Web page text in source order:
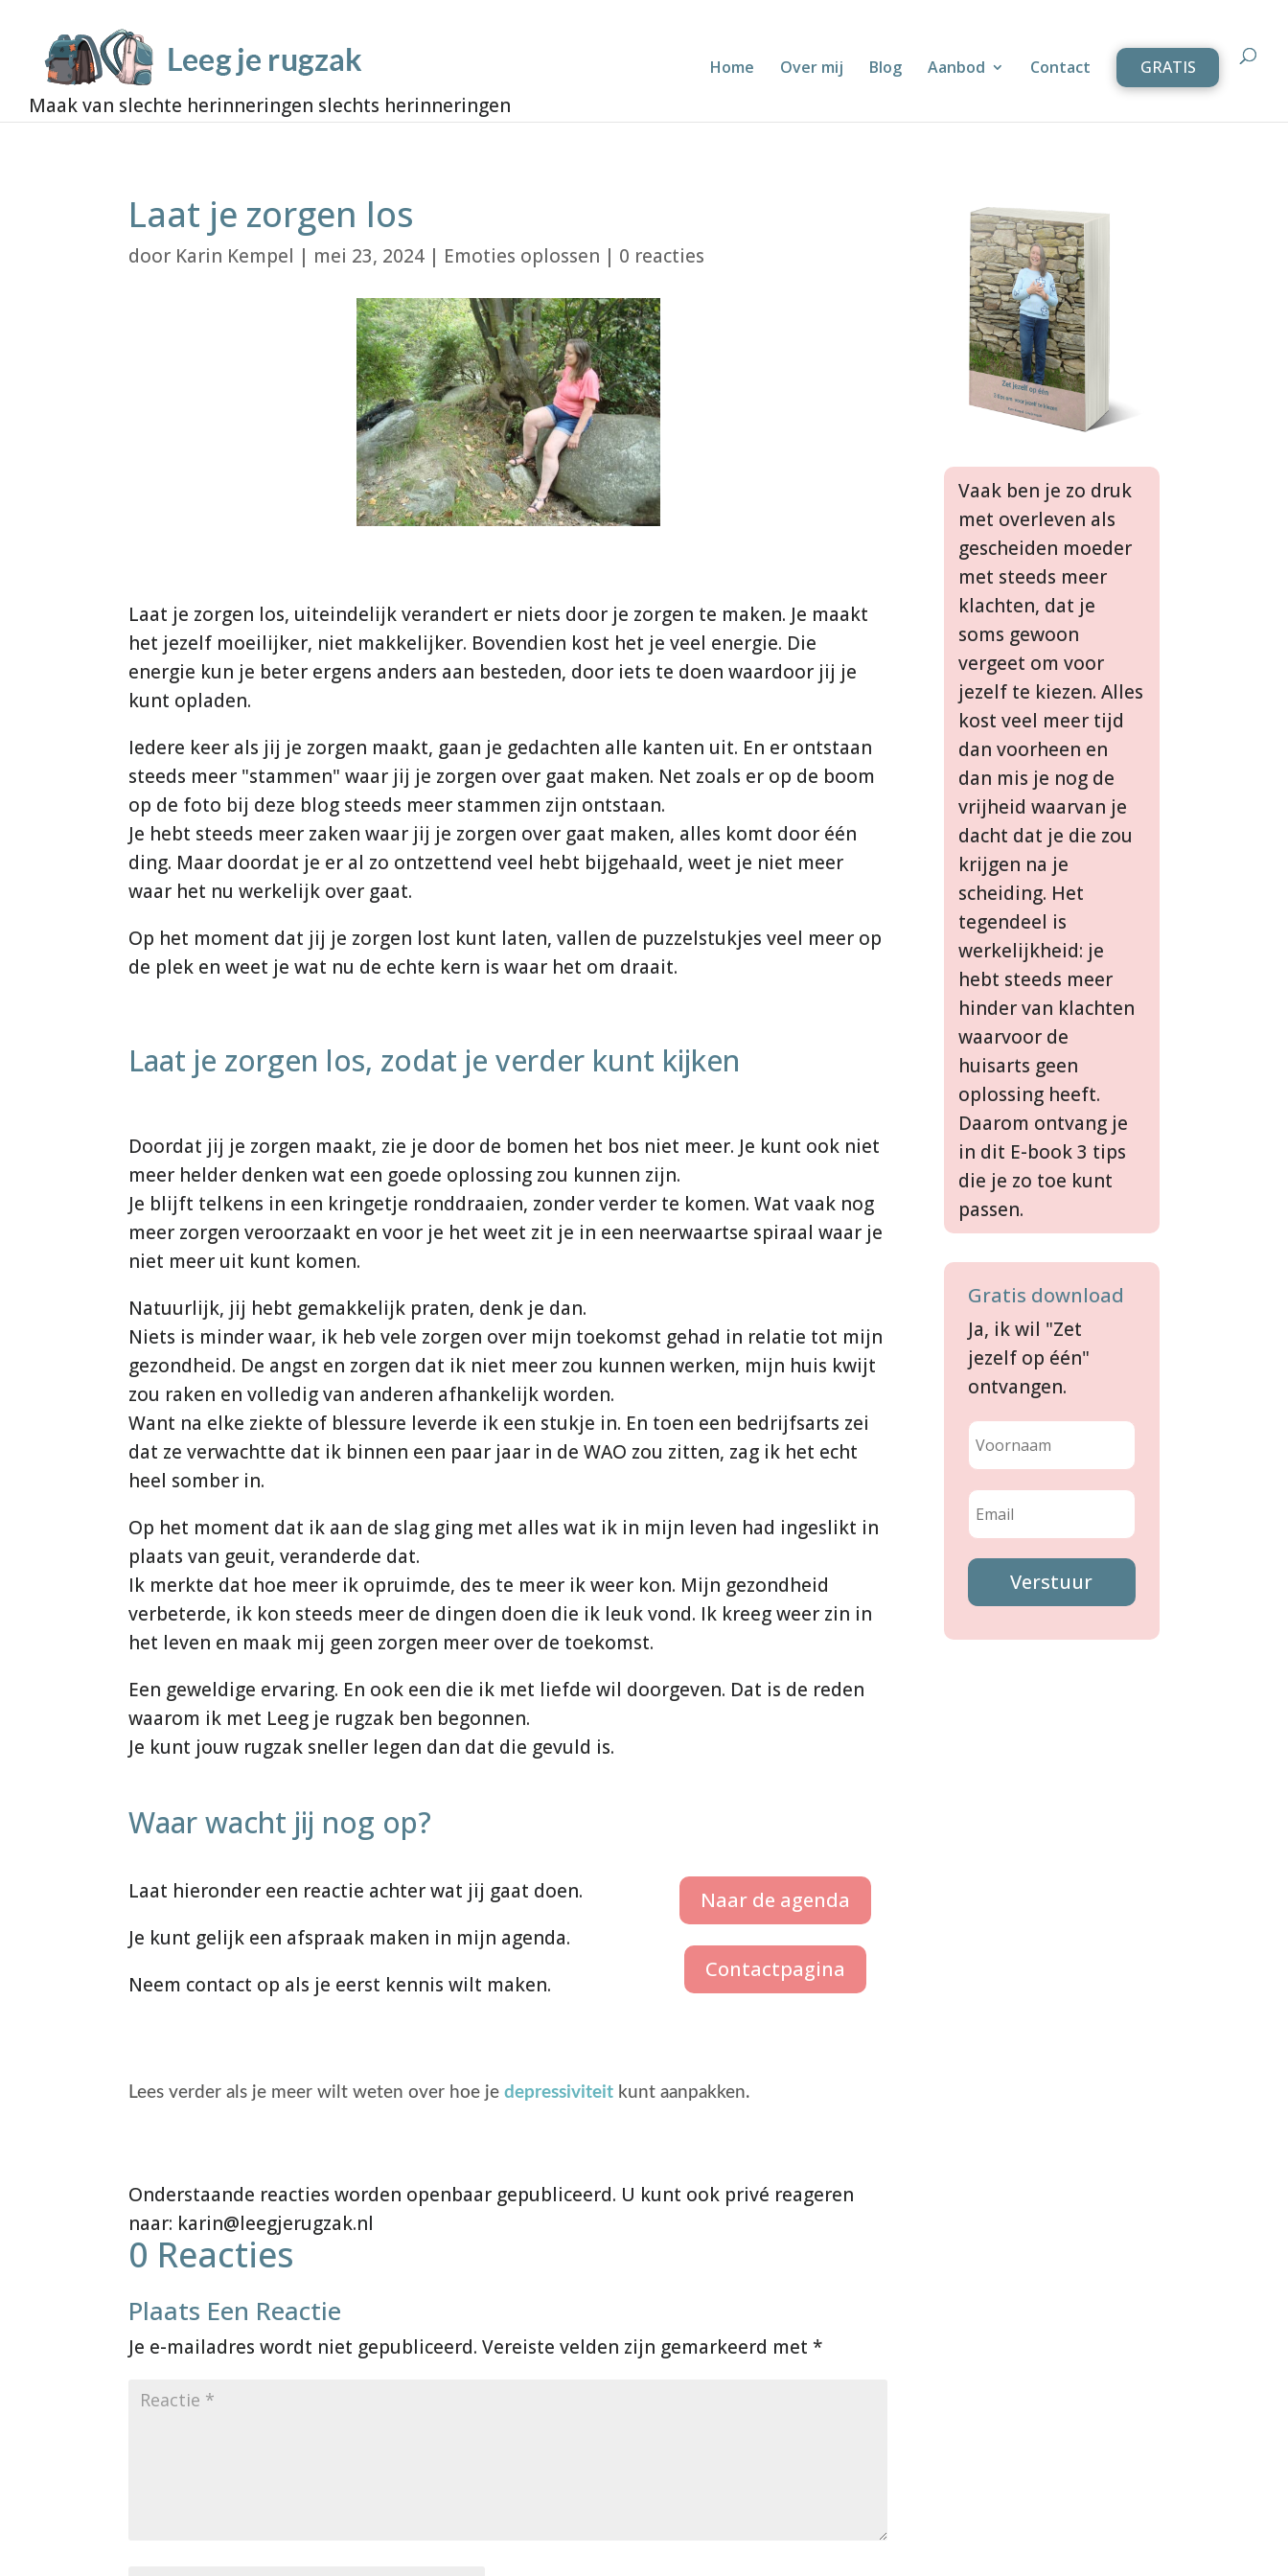
Home Over mij Blog Aanbod Contact GRATIS
Laat je zorgen los
door Karin Kempel | mei 23, 2024 | Emoties oplossen | 0 reacties
Laat je zorgen los, uiteindelijk verandert er niets door je zorgen te maken. Je maakt
het jezelf moeilijker, niet makkelijker. Bovendien kost het je veel energie. Die
energie kun je beter ergens anders aan besteden, door iets te doen waardoor jij je
kunt opladen.
Iedere keer als jij je zorgen maakt, gaan je gedachten alle kanten uit. En er ontstaan
steeds meer "stammen" waar jij je zorgen over gaat maken. Net zoals er op de boom
op de foto bij deze blog steeds meer stammen zijn ontstaan.
Je hebt steeds meer zaken waar jij je zorgen over gaat maken, alles komt door één
ding. Maar doordat je er al zo ontzettend veel hebt bijgehaald, weet je niet meer
waar het nu werkelijk over gaat.
Op het moment dat jij je zorgen lost kunt laten, vallen de puzzelstukjes veel meer op
de plek en weet je wat nu de echte kern is waar het om draait.
Laat je zorgen los, zodat je verder kunt kijken
Doordat jij je zorgen maakt, zie je door de bomen het bos niet meer. Je kunt ook niet
meer helder denken wat een goede oplossing zou kunnen zijn.
Je blijft telkens in een kringetje ronddraaien, zonder verder te komen. Wat vaak nog
meer zorgen veroorzaakt en voor je het weet zit je in een neerwaartse spiraal waar je
niet meer uit kunt komen.
Natuurlijk, jij hebt gemakkelijk praten, denk je dan.
Niets is minder waar, ik heb vele zorgen over mijn toekomst gehad in relatie tot mijn
gezondheid. De angst en zorgen dat ik niet meer zou kunnen werken, mijn huis kwijt
zou raken en volledig van anderen afhankelijk worden.
Want na elke ziekte of blessure leverde ik een stukje in. En toen een bedrijfsarts zei
dat ze verwachtte dat ik binnen een paar jaar in de WAO zou zitten, zag ik het echt
heel somber in.
Op het moment dat ik aan de slag ging met alles wat ik in mijn leven had ingeslikt in
plaats van geuit, veranderde dat.
Ik merkte dat hoe meer ik opruimde, des te meer ik weer kon. Mijn gezondheid
verbeterde, ik kon steeds meer de dingen doen die ik leuk vond. Ik kreeg weer zin in
het leven en maak mij geen zorgen meer over de toekomst.
Een geweldige ervaring. En ook een die ik met liefde wil doorgeven. Dat is de reden
waarom ik met Leeg je rugzak ben begonnen.
Je kunt jouw rugzak sneller legen dan dat die gevuld is.
Waar wacht jij nog op?
Laat hieronder een reactie achter wat jij gaat doen.
Je kunt gelijk een afspraak maken in mijn agenda.
Neem contact op als je eerst kennis wilt maken.
Naar de agenda
Contactpagina
Lees verder als je meer wilt weten over hoe jedepressiviteit kunt aanpakken.
0 Reacties
Plaats Een Reactie
Je e-mailadres wordt niet gepubliceerd. Vereiste velden zijn gemarkeerd met*
Vaak ben je zo druk
met overleven als
gescheiden moeder
met steeds meer
klachten, dat je
soms gewoon
vergeet om voor
jezelf te kiezen. Alles
kost veel meer tijd
dan voorheen en
dan mis je nog de
vrijheid waarvan je
dacht dat je die zou
krijgen na je
scheiding. Het
tegendeel is
werkelijkheid: je
hebt steeds meer
hinder van klachten
waarvoor de
huisarts geen
oplossing heeft.
Daarom ontvang je
in dit E-book 3 tips
die je zo toe kunt
passen.
Gratis download
Ja, ik wil "Zet
jezelf op één"
ontvangen.
Verstuur